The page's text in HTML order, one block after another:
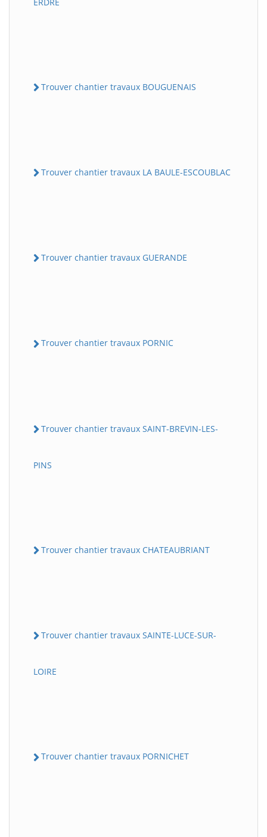
Trouver chantier travaux BOUGUENAIS
Trouver chantier travaux LA BAULE-ESCOUBLAC
Trouver chantier travaux GUERANDE
Trouver chantier travaux PORNIC
Trouver chantier travaux SAINT-BREVIN-LES-
PINS
Trouver chantier travaux CHATEAUBRIANT
Trouver chantier travaux SAINTE-LUCE-SUR-
LOIRE
Trouver chantier travaux PORNICHET